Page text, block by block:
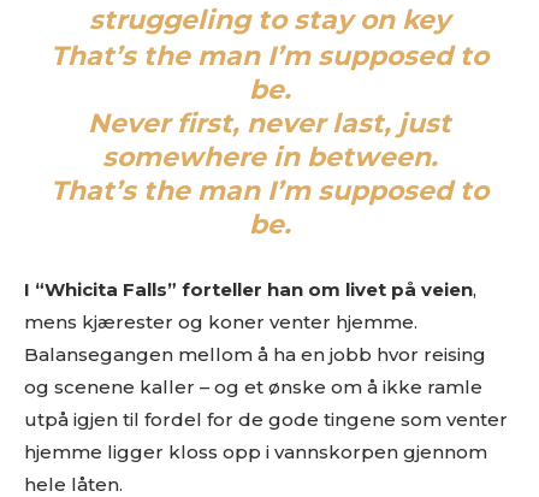
struggeling to stay on key
That’s the man I’m supposed to
be.
Never first, never last, just
somewhere in between.
That’s the man I’m supposed to
be.
I “Whicita Falls” forteller han om livet på veien,
mens kjærester og koner venter hjemme.
Balansegangen mellom å ha en jobb hvor reising
og scenene kaller – og et ønske om å ikke ramle
utpå igjen til fordel for de gode tingene som venter
hjemme ligger kloss opp i vannskorpen gjennom
hele låten.